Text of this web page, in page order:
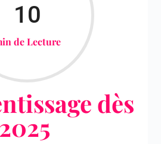
10
de Lecture
dès
2025